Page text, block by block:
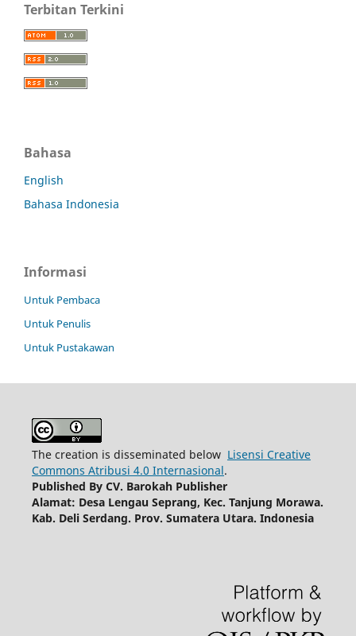
Terbitan Terkini
Bahasa
English
Bahasa Indonesia
Informasi
Untuk Pembaca
Untuk Penulis
Untuk Pustakawan
The creation is disseminated below Lisensi Creative
Commons Atribusi 4.0 Internasional.
Published ByCV. Barokah Publisher
Alamat: Desa Lengau Seprang, Kec. Tanjung Morawa.
Kab. Deli Serdang. Prov. Sumatera Utara. Indonesia